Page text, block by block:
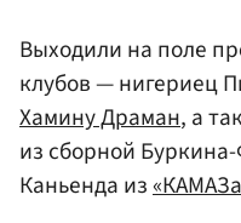
Выходили на поле
клубов — нигериец
Хамину Драман, а
из сборной
Каньенда из